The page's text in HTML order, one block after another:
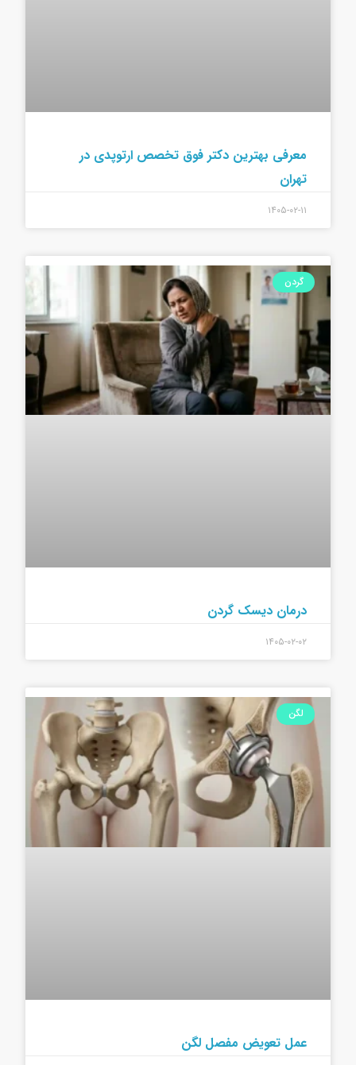
معرفی بهترین دکتر فوق تخصص ارتوپدی در
تهران
۱۴۰۵-۰۲-۱۱
گردن
درمان دیسک گردن
۱۴۰۵-۰۲-۰۲
لگن
عمل تعویض مفصل لگن